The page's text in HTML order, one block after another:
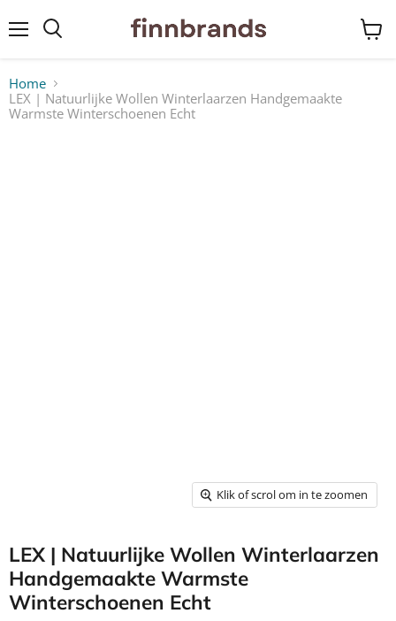
Home
LEX | Natuurlijke Wollen Winterlaarzen Handgemaakte
Warmste Winterschoenen Echt
Klik of scrol om in te zoomen
LEX | Natuurlijke Wollen Winterlaarzen
Handgemaakte Warmste
Winterschoenen Echt